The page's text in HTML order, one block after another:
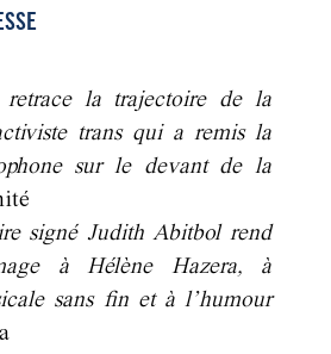
la trajectoire de la
trans qui a remis la
sur le devant de la
signé Judith Abitbol rend
à Hélène Hazera, à
sans fin et à l’humour